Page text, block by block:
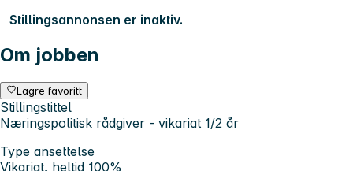
Stillingsannonsen er inaktiv.
Om jobben
Lagre favoritt
Stillingstittel
Næringspolitisk rådgiver - vikariat 1/2 år
Type ansettelse
Vikariat, heltid 100%